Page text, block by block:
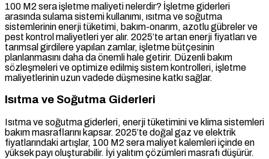
100 M2 sera işletme maliyeti nelerdir? İşletme giderleri
arasında sulama sistemi kullanımı, ısıtma ve soğutma
sistemlerinin enerji tüketimi, bakım-onarım, azotlu gübreler ve
pest kontrol maliyetleri yer alır. 2025’te artan enerji fiyatları ve
tarımsal girdilere yapılan zamlar, işletme bütçesinin
planlanmasını daha da önemli hale getirir. Düzenli bakım
sözleşmeleri ve optimize edilmiş sistem kontrolleri, işletme
maliyetlerinin uzun vadede düşmesine katkı sağlar.
Isıtma ve Soğutma Giderleri
Isıtma ve soğutma giderleri, enerji tüketimini ve klima sistemleri
bakım masraflarını kapsar. 2025’te doğal gaz ve elektrik
fiyatlarındaki artışlar, 100 M2 sera maliyet kalemleri içinde en
yüksek payı oluşturabilir. İyi yalıtım çözümleri masrafı düşürür.